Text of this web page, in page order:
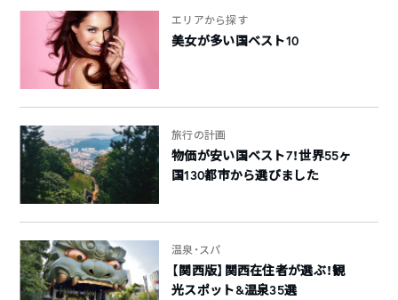
エリアから探す
美女が多い国ベスト10
旅行の計画
物価が安い国ベスト7！世界55ヶ
国130都市から選びました
温泉・スパ
【関西版】関西在住者が選ぶ！観
光スポット&温泉35選